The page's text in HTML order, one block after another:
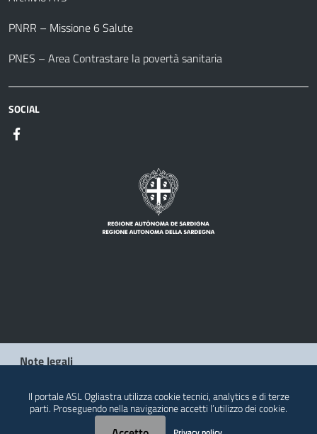
PNRR – Missione 6 Salute
PNES – Area Contrastare la povertà sanitaria
SOCIAL
Note legali
Contatti
Il portale ASL Ogliastra utilizza cookie tecnici, analytics e di terze
parti. Proseguendo nella navigazione accetti l’utilizzo dei cookie.